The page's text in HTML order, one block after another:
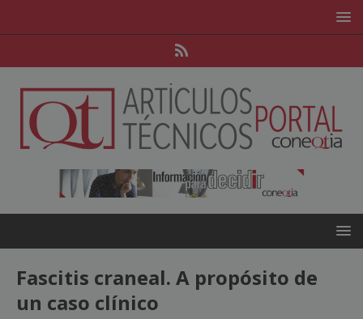
Fascitis craneal. A propósito de
un caso clínico